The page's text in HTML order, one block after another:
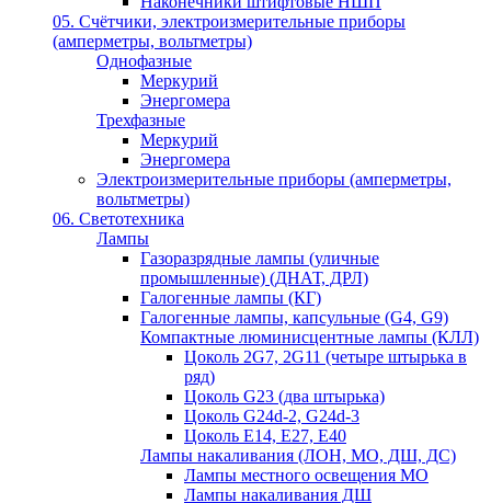
05. Счётчики, электроизмерительные приборы
(амперметры, вольтметры)
Однофазные
Меркурий
Энергомера
Трехфазные
Меркурий
Энергомера
Электроизмерительные приборы (амперметры,
вольтметры)
06. Светотехника
Лампы
Газоразрядные лампы (уличные
промышленные) (ДНАТ, ДРЛ)
Галогенные лампы (КГ)
Галогенные лампы, капсульные (G4, G9)
Компактные люминисцентные лампы (КЛЛ)
Цоколь 2G7, 2G11 (четыре штырька в
ряд)
Цоколь G23 (два штырька)
Цоколь G24d-2, G24d-3
Цоколь Е14, Е27, Е40
Лампы накаливания (ЛОН, МО, ДШ, ДС)
Лампы местного освещения МО
Лампы накаливания ДШ